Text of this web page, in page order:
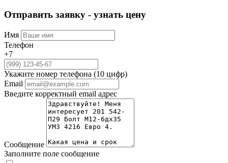
Отправить заявку - узнать цену
Имя
Телефон
+7
Укажите номер телефона (10 цифр)
Email
Введите корректный email адрес
Сообщение
Заполните поле сообщение